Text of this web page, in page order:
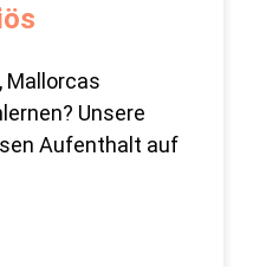
Mallorcas
Unsere
Aufenthalt auf